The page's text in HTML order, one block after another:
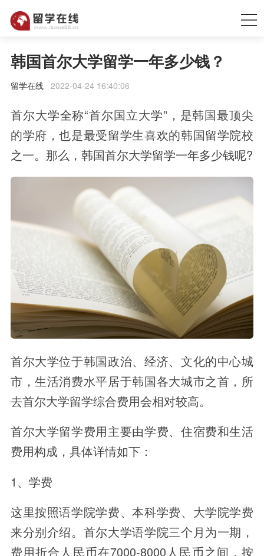
韩国首尔大学留学一年多少钱？
留学在线2022-04-24 16:40:06
首尔大学全称“首尔国立大学”，是韩国最顶尖
的学府，也是最受留学生喜欢的韩国留学院校
之一。那么，韩国首尔大学留学一年多少钱呢?
首尔大学位于韩国政治、经济、文化的中心城
市，生活消费水平居于韩国各大城市之首，所
去首尔大学留学综合费用会相对较高。
首尔大学留学费用主要由学费、住宿费和生活
费用构成，具体详情如下：
1、学费
这里按照语学院学费、本科学费、大学院学费
来分别介绍。首尔大学语学院三个月为一期，
费用折合人民币在7000-8000人民币之间，按